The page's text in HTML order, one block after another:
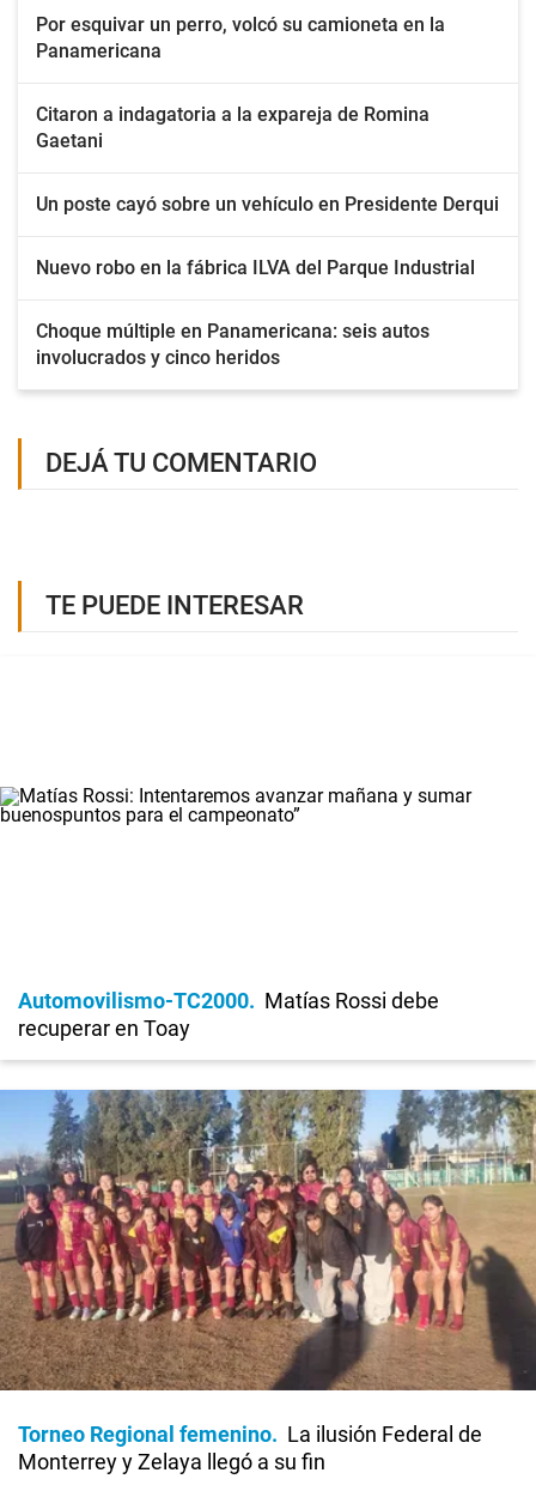
Por esquivar un perro, volcó su camioneta en la
Panamericana
Citaron a indagatoria a la expareja de Romina
Gaetani
Un poste cayó sobre un vehículo en Presidente Derqui
Nuevo robo en la fábrica ILVA del Parque Industrial
Choque múltiple en Panamericana: seis autos
involucrados y cinco heridos
DEJÁ TU COMENTARIO
TE PUEDE INTERESAR
Automovilismo-TC2000
Matías Rossi debe
recuperar en Toay
Torneo Regional femenino
La ilusión Federal de
Monterrey y Zelaya llegó a su fin